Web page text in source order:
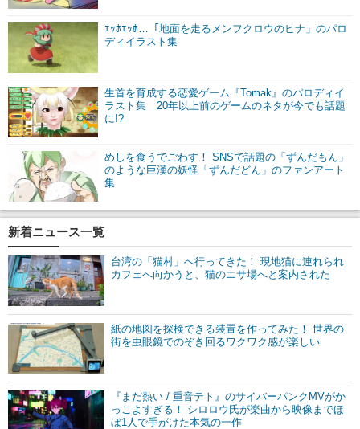
ｴｯﾎｴｯﾎ…「地面を走るメンフクロウのヒナ」のパロ
ディイラスト集
生首を育成する恋愛ゲーム『Tomak』のパロディイ
ラスト集 20年以上前のゲームのネタが今でも話題
に!?
めしを食うでごわす！ SNSで話題の「ずんだもん」
のような巨漢の妖怪「ずんだどん」のファンアート
集
新着ニュース一覧
台湾の「猫村」へ行ってきた！ 現地猫に連れられ
カフェへ向かうと、猫のエサ場へと案内された
紙の地図を探検できる装置を作ってみた！ 世界の
街を虫眼鏡でのぞき回るワクワク感が楽しい
『まだ熱い / 重音テト』のサイバーパンクMVがか
っこよすぎる！ シロロウ氏が楽曲から映像までほ
ぼ1人で手がけた本気の一作